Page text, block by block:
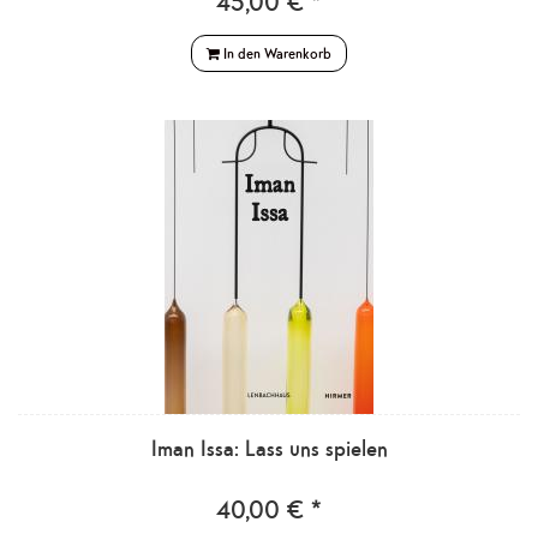
In den Warenkorb
Iman Issa: Lass uns spielen
40,00 € *